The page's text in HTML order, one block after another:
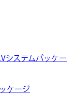
システムパッケー
ケージ